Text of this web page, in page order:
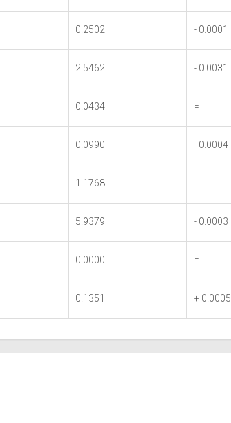
0.2502 - 0.0001
2.5462 - 0.0031
0.0434 =
0.0990 - 0.0004
1.1768 =
5.9379 - 0.0003
0.0000 =
0.1351 + 0.0005